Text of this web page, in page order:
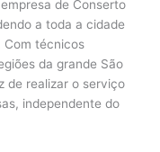
de Conserto
a toda a cidade
Com técnicos
da grande São
de realizar o serviço
independente do